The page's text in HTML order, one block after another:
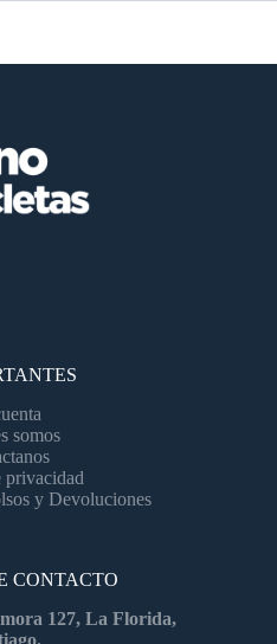
somos
privacidad
y Devoluciones
CONTACTO
127, La Florida,